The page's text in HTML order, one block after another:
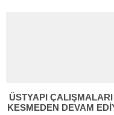
ÜSTYAPI ÇALIŞMALARI
KESMEDEN DEVAM